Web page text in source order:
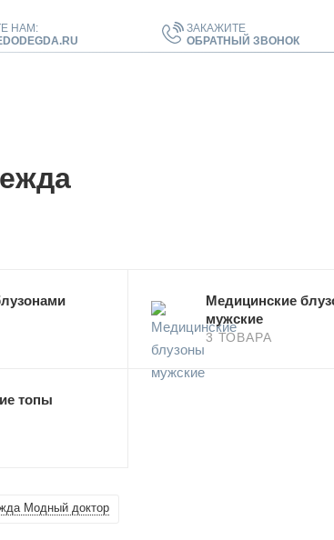
НАМ:
ЗАКАЖИТЕ
ОБРАТНЫЙ ЗВОНОК
Медицинские
мужские
3 ТОВАРА
топы
Модный доктор